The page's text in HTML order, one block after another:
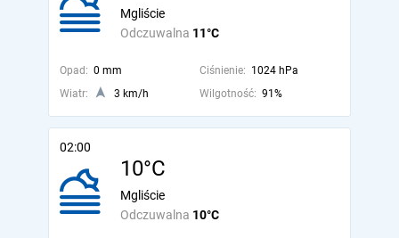
Odczuwalna 11°C
Mgliście
Opad: 0 mm Ciśnienie: 1024 hPa
Wiatr:
3 km/h Wilgotność: 91%
02:00
10°C
Odczuwalna 10°C
Mgliście